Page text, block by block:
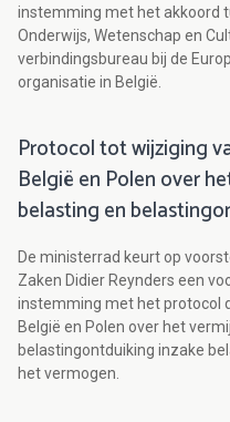
instemming met het akkoord
Onderwijs, Wetenschap en
verbindingsbureau bij de
organisatie in België.
Protocol tot wijziging
België en Polen over
belasting en
De ministerrad keurt op
Zaken Didier Reynders een
instemming met het protocol
België en Polen over het
belastingontduiking inzake
het vermogen.